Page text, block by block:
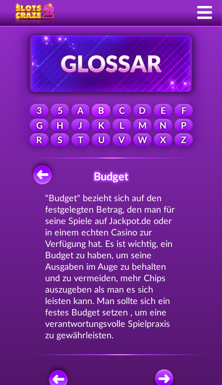
3 5 A B C D E
F
G
H J K L M N
P
R
S T U V W X Z
Budget
"Budget" bezieht sich auf den
festgelegten Betrag, den man für
seine Spiele auf Jackpot.de oder
in einem echten Casino zur
Verfügung hat. Es ist wichtig, ein
Budget zu haben, um seine
Ausgaben im Auge zu behalten
und zu vermeiden, mehr Chips
auszugeben als man es sich
leisten kann. Man sollte sich ein
festes Budget setzen , um eine
verantwortungsvolle Spielpraxis
zu gewährleisten.